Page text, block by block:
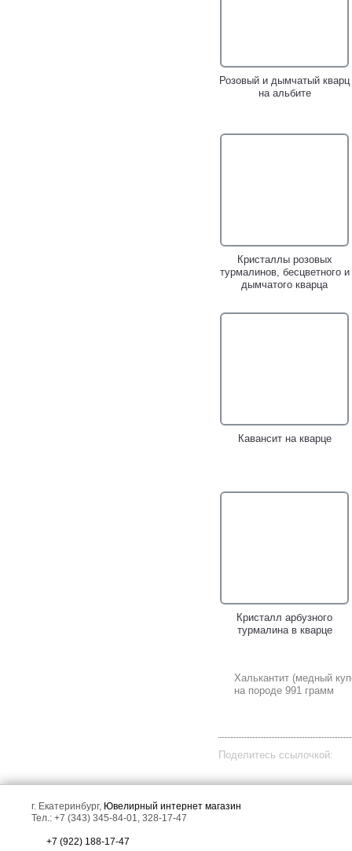
Розовый и дымчатый кварц
на альбите
Кристаллы розовых
турмалинов, бесцветного и
дымчатого кварца
Кавансит на кварце
Кристалл арбузного
турмалина в кварце
Халькантит (медный
на породе 991 грамм
Поделитесь ссылочкой:
г. Екатеринбург, Ювелирный интернет магазин
Тел.: +7 (343) 345-84-01, 328-17-47
+7 (922) 188-17-47